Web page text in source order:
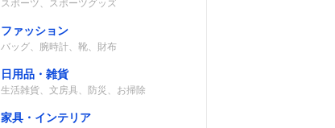
スポーツ、スポーツグッズ
ファッション
バッグ、腕時計、靴、財布
日用品・雑貨
生活雑貨、文房具、防災、お掃除
家具・インテリア